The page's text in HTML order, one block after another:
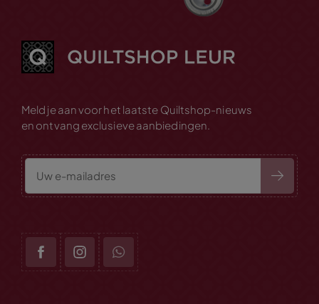
Meld je aan voor het laatste Quiltshop-nieuws
en ontvang exclusieve aanbiedingen.